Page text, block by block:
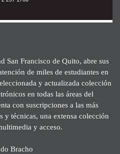
San Francisco de Quito, abre sus
de miles de estudiantes en
y actualizada colección
en todas las áreas del
con suscripciones a las más
y técnicas, una extensa colección
y acceso.
Bracho